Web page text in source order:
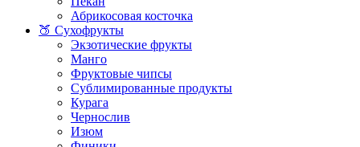
Абрикосовая косточка
🍑 Сухофрукты
Экзотические фрукты
Манго
Фруктовые чипсы
Сублимированные продукты
Курага
Чернослив
Изюм